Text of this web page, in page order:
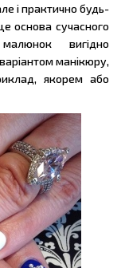
і практично будь-
основа сучасного
вигідно
манікюру,
якорем або